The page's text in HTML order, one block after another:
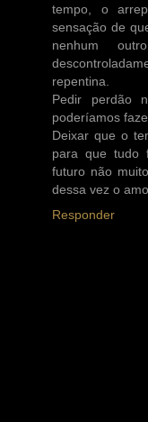
tempo, o
sensação de
nenhum
repentina.
Pedir perdão
poderíamos
Deixar que o
para que tudo
futuro não
dessa vez o
Responder